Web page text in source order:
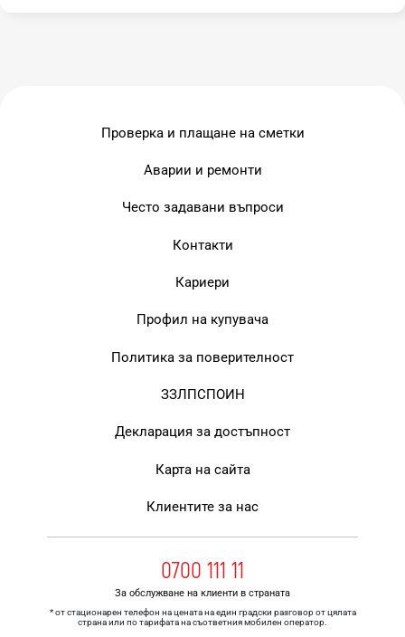
Проверка и плащане на сметки
Аварии и ремонти
Често задавани въпроси
Контакти
Кариери
Профил на купувача
Политика за поверителност
ЗЗЛПСПОИН
Декларация за достъпност
Карта на сайта
Клиентите за нас
0700 111 11
За обслужване на клиенти в страната
* от стационарен телефон на цената на един градски разговор от цялата
страна или по тарифата на съответния мобилен оператор.